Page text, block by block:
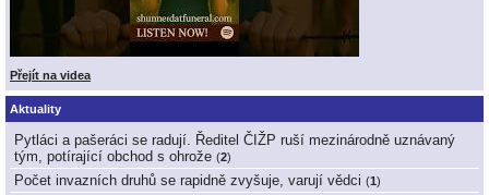
Přejít na videa
Aktuality
Pytláci a pašeráci se radují. Ředitel ČIŽP ruší mezinárodně uznávaný
tým, potírající obchod s ohrože (2)
Počet invazních druhů se rapidně zvyšuje, varují vědci (1 )